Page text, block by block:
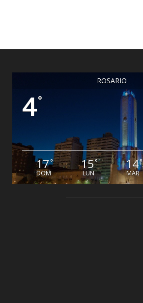
ROSARIO
4°
17°
DOM
15°
LUN
14°
MAR